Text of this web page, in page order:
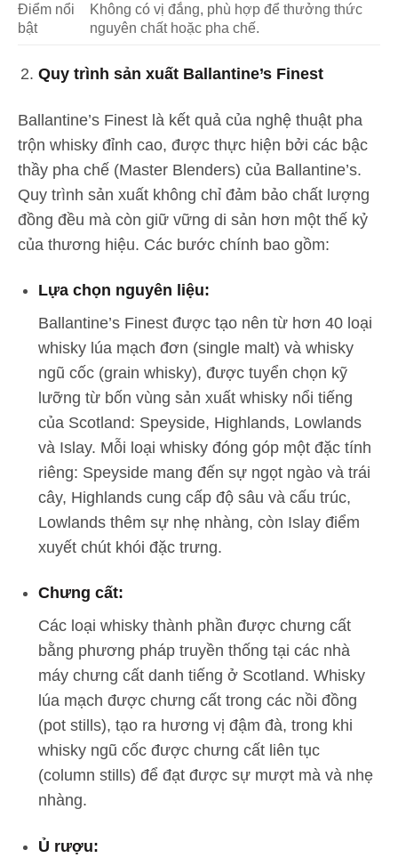
Điểm nổi
bật
Không có vị đắng, phù hợp để thưởng thức
nguyên chất hoặc pha chế.
Quy trình sản xuất Ballantine’s Finest
Ballantine’s Finest là kết quả của nghệ thuật pha
trộn whisky đỉnh cao, được thực hiện bởi các bậc
thầy pha chế (Master Blenders) của Ballantine’s.
Quy trình sản xuất không chỉ đảm bảo chất lượng
đồng đều mà còn giữ vững di sản hơn một thế kỷ
của thương hiệu. Các bước chính bao gồm:
Lựa chọn nguyên liệu:
Ballantine’s Finest được tạo nên từ hơn 40 loại
whisky lúa mạch đơn (single malt) và whisky
ngũ cốc (grain whisky), được tuyển chọn kỹ
lưỡng từ bốn vùng sản xuất whisky nổi tiếng
của Scotland: Speyside, Highlands, Lowlands
và Islay. Mỗi loại whisky đóng góp một đặc tính
riêng: Speyside mang đến sự ngọt ngào và trái
cây, Highlands cung cấp độ sâu và cấu trúc,
Lowlands thêm sự nhẹ nhàng, còn Islay điểm
xuyết chút khói đặc trưng.
Chưng cất:
Các loại whisky thành phần được chưng cất
bằng phương pháp truyền thống tại các nhà
máy chưng cất danh tiếng ở Scotland. Whisky
lúa mạch được chưng cất trong các nồi đồng
(pot stills), tạo ra hương vị đậm đà, trong khi
whisky ngũ cốc được chưng cất liên tục
(column stills) để đạt được sự mượt mà và nhẹ
nhàng.
Ủ rượu: